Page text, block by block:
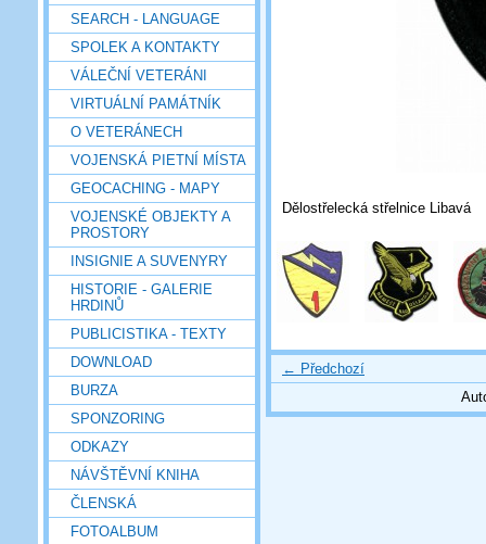
SEARCH - LANGUAGE
SPOLEK A KONTAKTY
VÁLEČNÍ VETERÁNI
VIRTUÁLNÍ PAMÁTNÍK
O VETERÁNECH
VOJENSKÁ PIETNÍ MÍSTA
GEOCACHING - MAPY
VOJENSKÉ OBJEKTY A
PROSTORY
INSIGNIE A SUVENYRY
HISTORIE - GALERIE
HRDINŮ
PUBLICISTIKA - TEXTY
DOWNLOAD
BURZA
SPONZORING
ODKAZY
NÁVŠTĚVNÍ KNIHA
ČLENSKÁ
FOTOALBUM
Dělostřelecká střelnice Libavá
← Předchozí